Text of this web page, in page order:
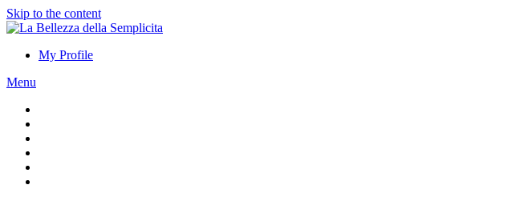
Skip to the content
My Profile
Menu